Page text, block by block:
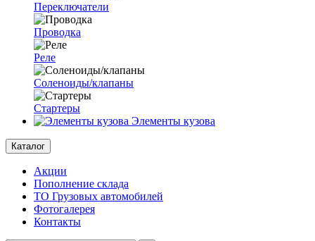
Переключатели
Проводка
Реле
Соленоиды/клапаны
Стартеры
Элементы кузова
Каталог
Акции
Пополнение склада
ТО Грузовых автомобилей
Фотогалерея
Контакты